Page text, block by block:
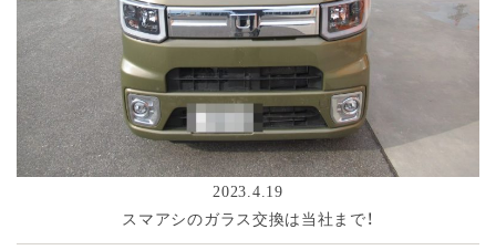
2023.4.19
スマアシのガラス交換は当社まで！